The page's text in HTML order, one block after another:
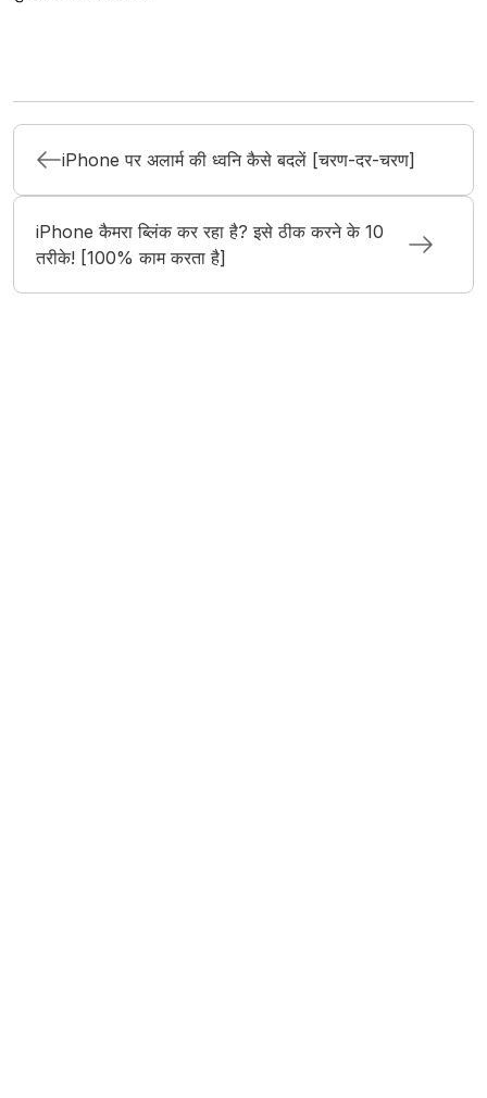
iPhone पर अलार्म की ध्वनि कैसे बदलें [चरण-दर-चरण]
iPhone कैमरा ब्लिंक कर रहा है? इसे ठीक करने के 10
तरीके! [100% काम करता है]